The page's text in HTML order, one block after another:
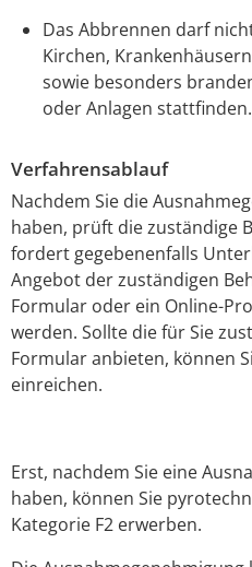
Das Abbrennen darf
Kirchen,
sowie besonders
oder Anlagen stattfinden.
Verfahrensablauf
Nachdem Sie die
haben, prüft die zuständige
fordert gegebenenfalls
Angebot der zuständigen
Formular oder ein Online-
werden. Sollte die für Sie
Formular anbieten, können
einreichen.
Erst, nachdem Sie eine
haben, können Sie
Kategorie F2 erwerben.